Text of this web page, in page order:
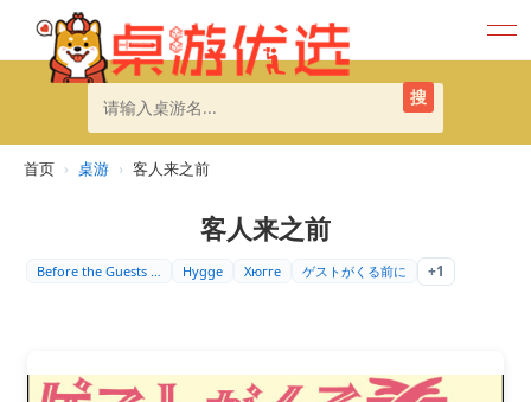
搜
首页 › 桌游 › 客人来之前
客人来之前
Before the Guests … Hygge Хюгге ゲストがくる前に +1